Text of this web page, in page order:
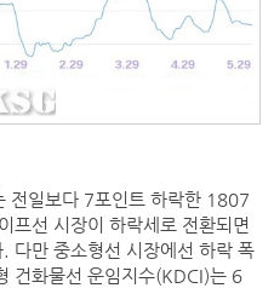
전일보다 7포인트 하락한 1807
프선 시장이 하락세로 전환되면
다만 중소형선 시장에선 하락 폭
건화물선 운임지수(KDCI)는 6